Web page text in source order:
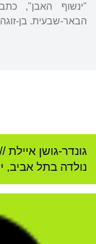
"ינשוף האבן",
הבאר-שבעית. בן-
גונדר-גושן איילת
נולדה בתל אביב,